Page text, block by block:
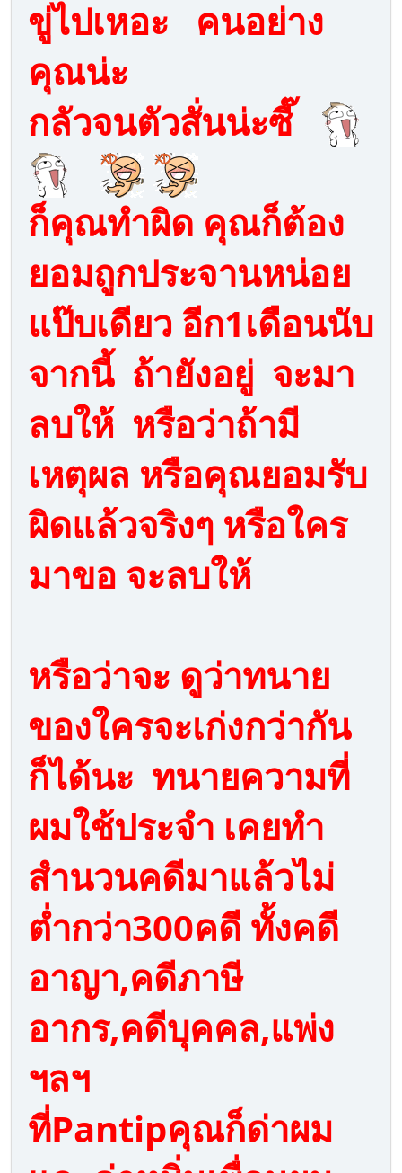
ขู่ไปเหอะ คนอย่าง
คุณน่ะ
กลัวจนตัวสั่นน่ะซี๊
ก็คุณทำผิด คุณก็ต้อง
ยอมถูกประจานหน่อย
แป๊บเดียว อีก1เดือนนับ
จากนี้ ถ้ายังอยู่ จะมา
ลบให้ หรือว่าถ้ามี
เหตุผล หรือคุณยอมรับ
ผิดแล้วจริงๆ หรือใคร
มาขอ จะลบให้
หรือว่าจะ ดูว่าทนาย
ของใครจะเก่งกว่ากัน
ก็ได้นะ ทนายความที่
ผมใช้ประจำ เคยทำ
สำนวนคดีมาแล้วไม่
ต่ำกว่า300คดี ทั้งคดี
อาญา,คดีภาษี
อากร,คดีบุคคล,แพ่ง
ฯลฯ
ที่Pantipคุณก็ด่าผม